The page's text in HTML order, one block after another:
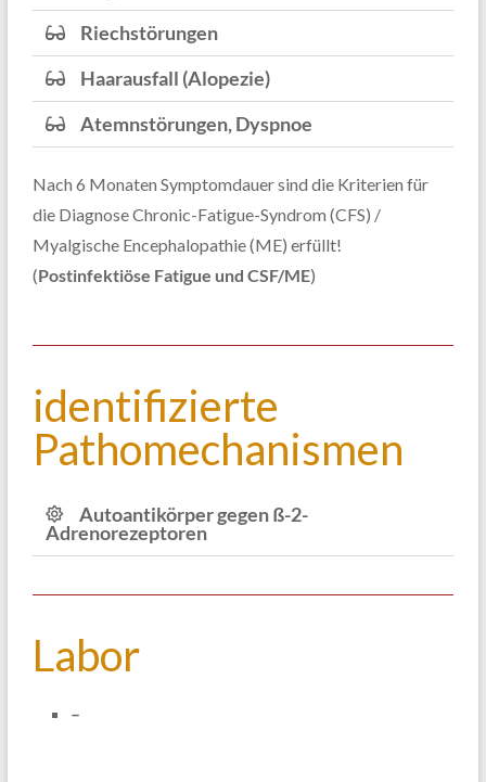
Riechstörungen
Haarausfall (Alopezie)
Atemnstörungen, Dyspnoe
Nach 6 Monaten Symptomdauer sind die Kriterien für
die Diagnose Chronic-Fatigue-Syndrom (CFS) /
Myalgische Encephalopathie (ME) erfüllt!
(Postinfektiöse Fatigue und CSF/ME)
identifizierte
Pathomechanismen
Autoantikörper gegen ß-2-
Adrenorezeptoren
Labor
–